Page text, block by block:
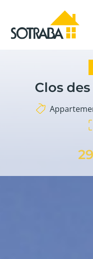
Clos des